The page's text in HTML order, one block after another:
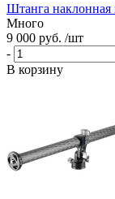
Штанга наклонная
Много
9 000 руб. /шт
-
В корзину